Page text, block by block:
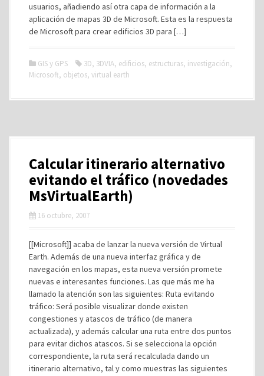
usuarios, añadiendo así otra capa de información a la
aplicación de mapas 3D de Microsoft. Esta es la respuesta
de Microsoft para crear edificios 3D para […]
GIS y GPS 3D, 3DVIA, edificios, estructuras, investigación,
Microsoft, objetos, virtual earth
Calcular itinerario alternativo
evitando el tráfico (novedades
MsVirtualEarth)
16 octubre, 2007
[[Microsoft]] acaba de lanzar la nueva versión de Virtual
Earth. Además de una nueva interfaz gráfica y de
navegación en los mapas, esta nueva versión promete
nuevas e interesantes funciones. Las que más me ha
llamado la atención son las siguientes: Ruta evitando
tráfico: Será posible visualizar donde existen
congestiones y atascos de tráfico (de manera
actualizada), y además calcular una ruta entre dos puntos
para evitar dichos atascos. Si se selecciona la opción
correspondiente, la ruta será recalculada dando un
itinerario alternativo, tal y como muestras las siguientes